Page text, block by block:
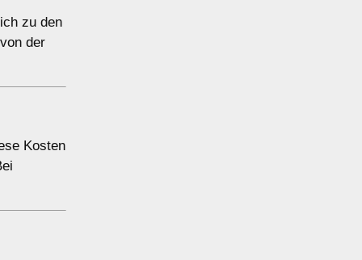
zu den
der
Kosten